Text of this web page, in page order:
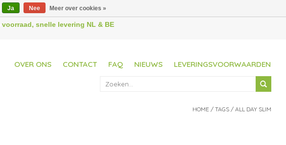
snelle levering NL & BE
OVER ONS CONTACT FAQ NIEUWS LEVERINGSVOORWAARDEN
HOME / TAGS / ALL DAY SLIM
Ja Nee Meer over cookies »